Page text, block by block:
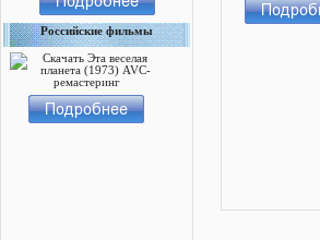
Российские фильмы